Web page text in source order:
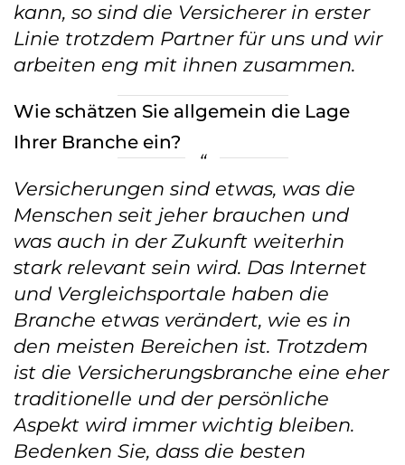
kann, so sind die Versicherer in erster
Linie trotzdem Partner für uns und wir
arbeiten eng mit ihnen zusammen.
Wie schätzen Sie allgemein die Lage
Ihrer Branche ein?
Versicherungen sind etwas, was die
Menschen seit jeher brauchen und
was auch in der Zukunft weiterhin
stark relevant sein wird. Das Internet
und Vergleichsportale haben die
Branche etwas verändert, wie es in
den meisten Bereichen ist. Trotzdem
ist die Versicherungsbranche eine eher
traditionelle und der persönliche
Aspekt wird immer wichtig bleiben.
Bedenken Sie, dass die besten